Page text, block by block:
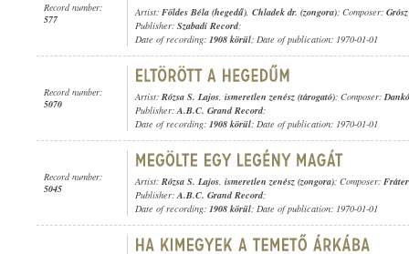
Record number:
577
Artist: Földes Béla (hegedű), Chladek dr. (zongora); Composer:
Publisher: Szabadi Record;
Date of recording: 1908 körül; Date of publication: 1970-01-01
Record number:
5070
Artist: Rózsa S. Lajos, ismeretlen zenész (tárogató); Composer:
Publisher:A.B.C. Grand Record;
Date of recording: 1908 körül; Date of publication: 1970-01-01
Record number:
5045
Artist: Rózsa S. Lajos, ismeretlen zenész (zongora); Composer:
Publisher:A.B.C. Grand Record;
Date of recording: 1908 körül; Date of publication: 1970-01-01